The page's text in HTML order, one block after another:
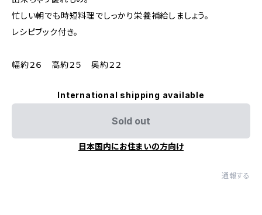
忙しい朝でも時短料理でしっかり栄養補給しましょう。
レシピブック付き。
幅約２６ 高約２５ 奥約２２
International shipping available
Sold out
日本国内にお住まいの方向け
通報する